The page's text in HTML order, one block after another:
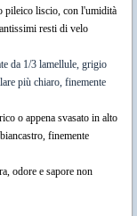
pileico liscio, con l'umidità
resti di velo
da 1/3 lamellule, grigio
più chiaro, finemente
o appena svasato in alto
finemente
odore e sapore non